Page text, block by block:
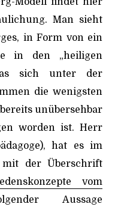
Man sieht
in Form von ein
in den „heiligen
sich unter der
die wenigsten
unübersehbar
worden ist. Herr
hat es im
mit der Überschrift
vom
Aussage